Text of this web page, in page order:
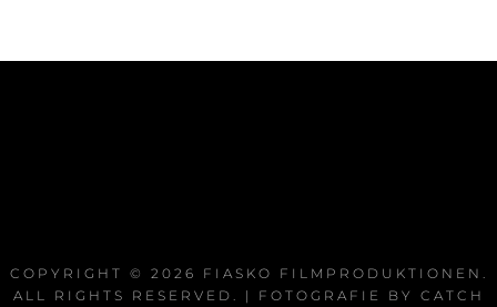
COPYRIGHT © 2026 FIASKO FILMPRODUKTIONEN .
ALL RIGHTS RESERVED. | FOTOGRAFIE BY CATCH